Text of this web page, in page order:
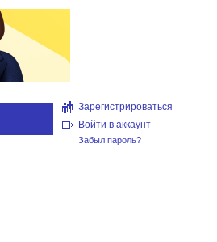
Зарегистрироваться
Войти в аккаунт
Забыл пароль?